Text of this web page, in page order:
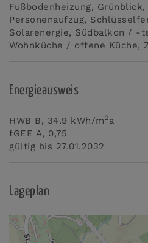
Fußbodenheizung
Grünblick
Personenaufzug
Solarenergie
Südbalkon / -
Wohnküche / offene Küche
Energieausweis
HWB B, 34.9 kWh/m 2a
fGEE A, 0,75
gültig bis 27.01.2032
Lageplan